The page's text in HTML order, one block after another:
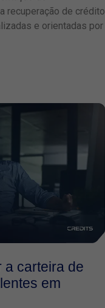
recuperação de crédito
e orientadas por
a carteira de
em